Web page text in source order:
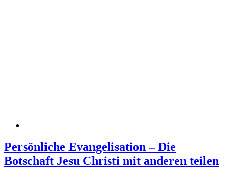
Persönliche Evangelisation – Die
Botschaft Jesu Christi mit anderen teilen